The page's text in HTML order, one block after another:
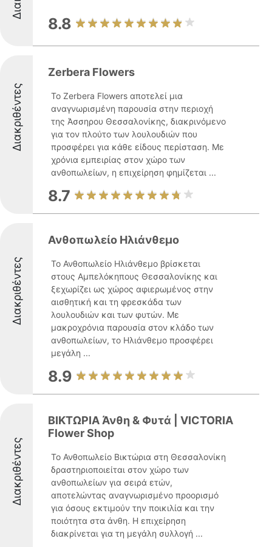
8.8
Διακριθέντες
Zerbera Flowers
Το Zerbera Flowers αποτελεί μια
αναγνωρισμένη παρουσία στην περιοχή
της Άσσηρου Θεσσαλονίκης, διακρινόμενο
για τον πλούτο των λουλουδιών που
προσφέρει για κάθε είδους περίσταση. Με
χρόνια εμπειρίας στον χώρο των
ανθοπωλείων, η επιχείρηση φημίζεται ...
8.7
Διακριθέντες
Ανθοπωλείο Ηλιάνθεμο
Το Ανθοπωλείο Ηλιάνθεμο βρίσκεται
στους Αμπελόκηπους Θεσσαλονίκης και
ξεχωρίζει ως χώρος αφιερωμένος στην
αισθητική και τη φρεσκάδα των
λουλουδιών και των φυτών. Με
μακροχρόνια παρουσία στον κλάδο των
ανθοπωλείων, το Ηλιάνθεμο προσφέρει
μεγάλη ...
8.9
Διακριθέντες
ΒΙΚΤΩΡΙΑ Άνθη & Φυτά | VICTORIA
Flower Shop
Το Ανθοπωλείο Βικτώρια στη Θεσσαλονίκη
δραστηριοποιείται στον χώρο των
ανθοπωλείων για σειρά ετών,
αποτελώντας αναγνωρισμένο προορισμό
για όσους εκτιμούν την ποικιλία και την
ποιότητα στα άνθη. Η επιχείρηση
διακρίνεται για τη μεγάλη συλλογή ...